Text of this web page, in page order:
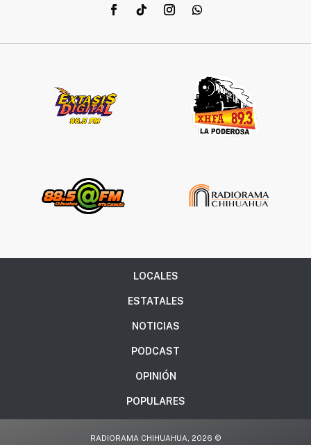
LOCALES
ESTATALES
NOTICIAS
PODCAST
OPINIÓN
POPULARES
RADIORAMA CHIHUAHUA, 2026 ©